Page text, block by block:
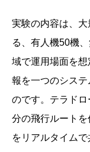
実験の内容は、
る、有人機50機
域で運用場面を
報を一つのシス
のです。テラド
分の飛行ルート
をリアルタイムで